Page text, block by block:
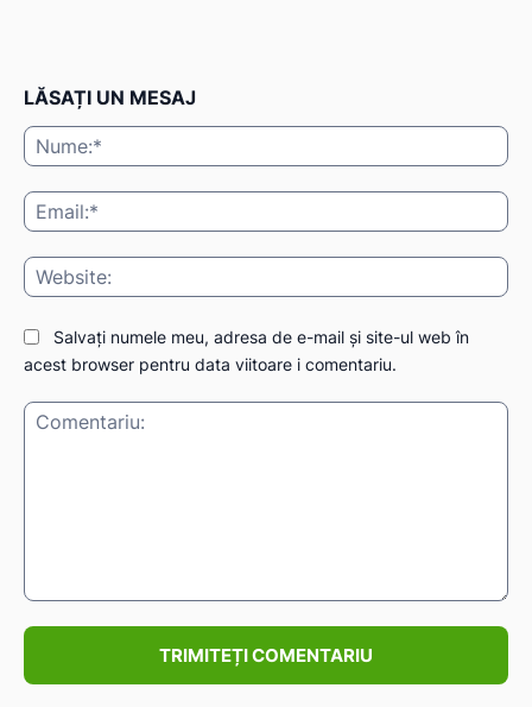
LĂSAȚI UN MESAJ
Salvați numele meu, adresa de e-mail și site-ul web în
acest browser pentru data viitoare i comentariu.